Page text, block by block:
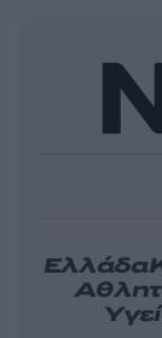
Ελλάδα